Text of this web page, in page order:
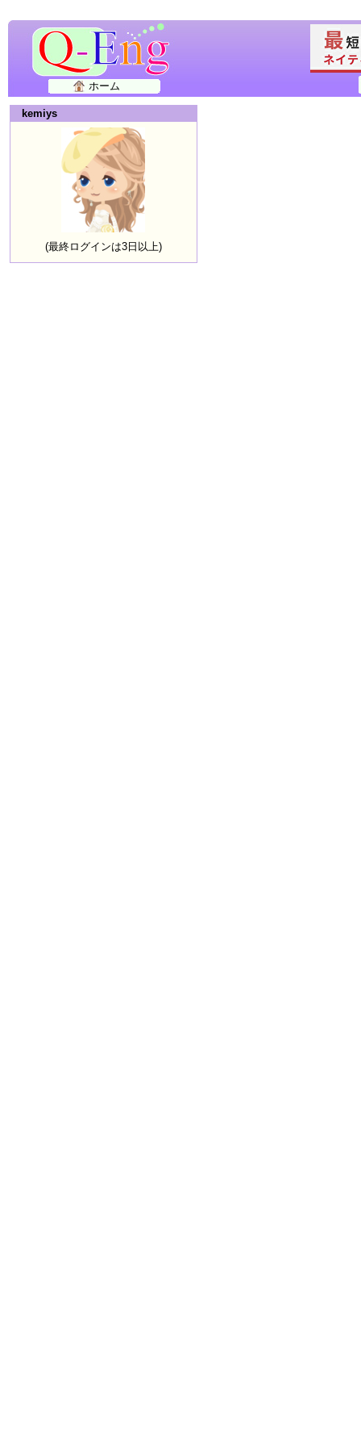
ホーム
kemiys
(最終ログインは3日以上)